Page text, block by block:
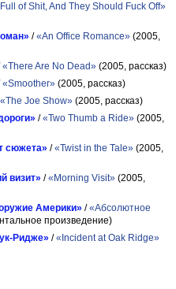
of Shit, And They Should Fuck Off»
/«An Office Romance» (2005,
«There Are No Dead» (2005, рассказ)
«Smoother» (2005, рассказ)
«The Joe Show» (2005, рассказ)
/«Two Thumb a Ride» (2005,
сюжета» /«Twist in the Tale» (2005,
визит» /«Morning Visit» (2005,
Америки» /«Абсолютное
произведение)
Ридже» /«Incident at Oak Ridge»